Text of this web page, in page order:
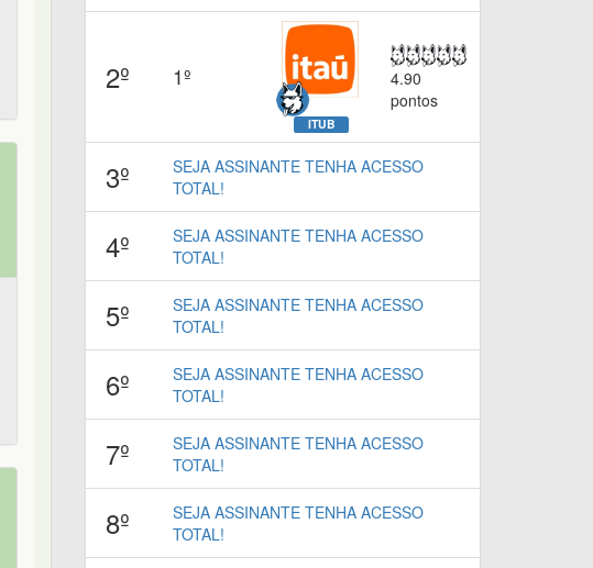
2º 1º
ITUB
4.90
pontos
3º
SEJA ASSINANTE TENHA ACESSO
TOTAL!
4º
SEJA ASSINANTE TENHA ACESSO
TOTAL!
5º
SEJA ASSINANTE TENHA ACESSO
TOTAL!
6º
SEJA ASSINANTE TENHA ACESSO
TOTAL!
7º
SEJA ASSINANTE TENHA ACESSO
TOTAL!
8º
SEJA ASSINANTE TENHA ACESSO
TOTAL!